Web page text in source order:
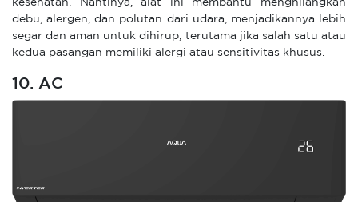
kesehatan. Nantinya, alat ini membantu menghilangkan
debu, alergen, dan polutan dari udara, menjadikannya lebih
segar dan aman untuk dihirup, terutama jika salah satu atau
kedua pasangan memiliki alergi atau sensitivitas khusus.
10. AC